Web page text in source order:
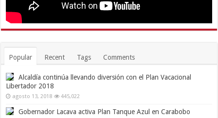
Popular Recent Tags Comments
Alcaldía continúa llevando diversión con el Plan Vacacional
Libertador 2018
agosto 13, 2018 445,022
Gobernador Lacava activa Plan Tanque Azul en Carabobo